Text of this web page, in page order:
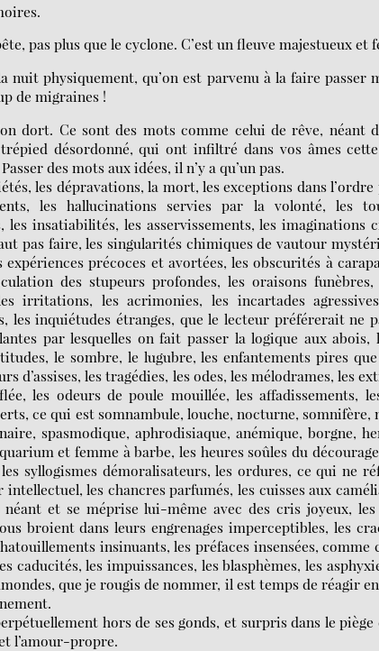
pas plus que le cyclone. C’est un fleuve majestueux et
nuit physiquement, qu’on est parvenu à la faire passer
de migraines !
dort. Ce sont des mots comme celui de rêve, néant
désordonné, qui ont infiltré dans vos âmes
des mots aux idées, il n’y a qu’un pas.
les dépravations, la mort, les exceptions dans
les hallucinations servies par la volonté, les
les insatiabilités, les asservissements, les imaginations
pas faire, les singularités chimiques de vautour
précoces et avortées, les obscurités à
des stupeurs profondes, les oraisons
irritations, les acrimonies, les incartades
les inquiétudes étranges, que le lecteur préférerait ne
par lesquelles on fait passer la logique aux abois,
le sombre, le lugubre, les enfantements pires
d’assises, les tragédies, les odes, les mélodrames, les
les odeurs de poule mouillée, les affadissements,
ce qui est somnambule, louche, nocturne, somnifère,
spasmodique, aphrodisiaque, anémique, borgne,
et femme à barbe, les heures soûles du
syllogismes démoralisateurs, les ordures, ce qui ne
les chancres parfumés, les cuisses aux
et se méprise lui-même avec des cris joyeux,
broient dans leurs engrenages imperceptibles, les
insinuants, les préfaces insensées, comme
caducités, les impuissances, les blasphèmes, les
que je rougis de nommer, il est temps de réagir
hors de ses gonds, et surpris dans le
l’amour-propre.